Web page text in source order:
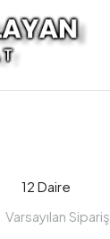
12 Daire
Varsayılan Sipariş